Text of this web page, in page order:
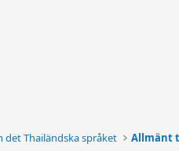
det Thailändska språket Allmänt